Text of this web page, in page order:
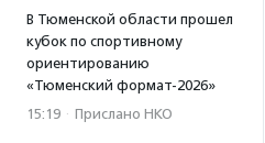
В Тюменской области прошел
кубок по спортивному
ориентированию
«Тюменский формат-2026»
15:19 · Прислано НКО